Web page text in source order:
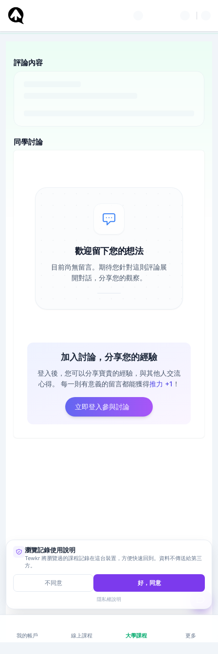
評論內容
同學討論
歡迎留下您的想法
目前尚無留言。期待您針對這則評論展
開對話，分享您的觀察。
加入討論，分享您的經驗
登入後，您可以分享寶貴的經驗，與其他人交流
心得。
每一則有意義的留言都能獲得推力 +1 ！
立即登入參與討論
我的帳戶 線上課程 大學課程 更多
瀏覽記錄使用說明
Tewkr 將瀏覽過的課程記錄在這台裝置，方便快速回到。資料不傳送給第三
方。
不同意 好，同意
隱私權說明